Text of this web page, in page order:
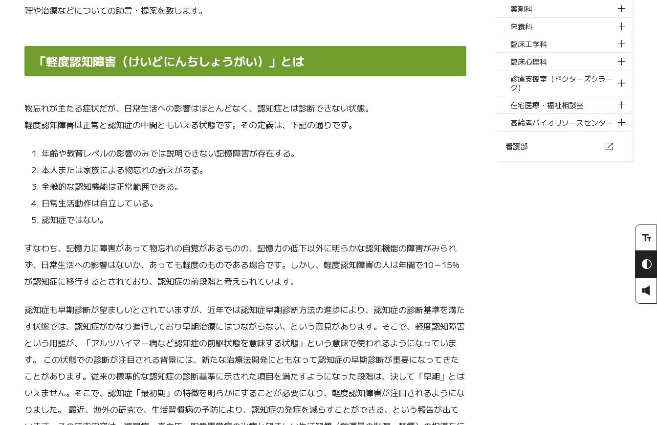
理や治療などについての助言・提案を致します。
「軽度認知障害（けいどにんちしょうがい）」とは
物忘れが主たる症状だが、日常生活への影響はほとんどなく、認知症とは診断できない状態。
軽度認知障害は正常と認知症の中間ともいえる状態です。その定義は、下記の通りです。
年齢や教育レベルの影響のみでは説明できない記憶障害が存在する。
本人または家族による物忘れの訴えがある。
全般的な認知機能は正常範囲である。
日常生活動作は自立している。
認知症ではない。
すなわち、記憶力に障害があって物忘れの自覚があるものの、記憶力の低下以外に明らかな認知機能の障害がみられ
ず、日常生活への影響はないか、あっても軽度のものである場合です。しかし、軽度認知障害の人は年間で10～15%
が認知症に移行するとされており、認知症の前段階と考えられています。
認知症も早期診断が望ましいとされていますが、近年では認知症早期診断方法の進歩により、認知症の診断基準を満た
す状態では、認知症がかなり進行しており早期治療にはつながらない、という意見があります。そこで、軽度認知障害
という用語が、「アルツハイマー病など認知症の前駆状態を意味する状態」という意味で使われるようになっていま
す。 この状態での診断が注目される背景には、新たな治療法開発にともなって認知症の早期診断が重要になってきた
ことがあります。従来の標準的な認知症の診断基準に示された項目を満たすようになった段階は、決して「早期」とは
いえません。そこで、認知症「最初期」の特徴を明らかにすることが必要になり、軽度認知障害が注目されるようにな
りました。 最近、海外の研究で、生活習慣病の予防により、認知症の発症を減らすことができる、という報告が出て
薬剤科
栄養科
臨床工学科
臨床心理科
診療支援室（ドクターズクラー
ク）
在宅医療・福祉相談室
高齢者バイオリソースセンター
看護部